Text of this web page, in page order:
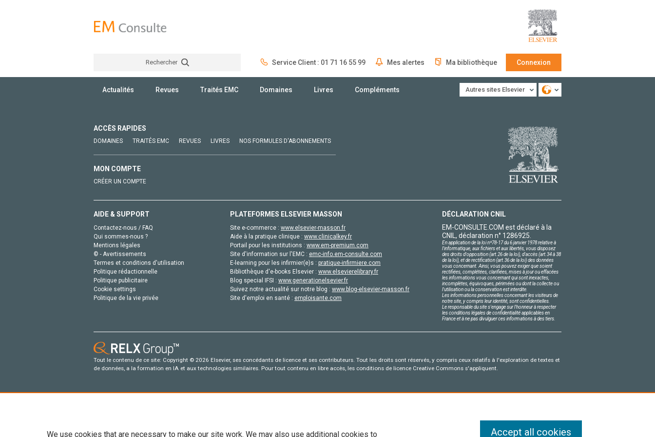
Rechercher Service Client : 01 71 16 55 99 Mes alertes Ma bibliothèque Connexion
Actualités Revues Traités EMC Domaines Livres Compléments Autres sites Elsevier
ACCÈS RAPIDES
DOMAINES TRAITÉS EMC REVUES LIVRES NOS FORMULES D'ABONNEMENTS
MON COMPTE
CRÉER UN COMPTE
AIDE & SUPPORT
Contactez-nous / FAQ
Qui sommes-nous ?
Mentions légales
© - Avertissements
Termes et conditions d'utilisation
Politique rédactionnelle
Politique publicitaire
Cookie settings
Politique de la vie privée
PLATEFORMES ELSEVIER MASSON
Site e-commerce : www.elsevier-masson.fr
Aide à la pratique clinique : www.clinicalkey.fr
Portail pour les institutions : www.em-premium.com
Site d'information sur l'EMC : emc-info.em-consulte.com
E-learning pour les infirmier(e)s : pratique-infirmiere.com
Bibliothèque d'e-books Elsevier : www.elsevierelibrary.fr
Blog special IFSI : www.generationelsevier.fr
Suivez notre actualité sur notre blog : www.blog-elsevier-masson.fr
Site d'emploi en santé : emploisante.com
DÉCLARATION CNIL
EM-CONSULTE.COM est déclaré à la
CNIL, déclaration n° 1286925.
En application de la loi nº78-17 du 6 janvier 1978 relative à
l'informatique, aux fichiers et aux libertés, vous disposez
des droits d'opposition (art.26 de la loi), d'accès (art.34 à 38
de la loi), et de rectification (art.36 de la loi) des données
vous concernant. Ainsi, vous pouvez exiger que soient
rectifiées, complétées, clarifiées, mises à jour ou effacées
les informations vous concernant qui sont inexactes,
incomplètes, équivoques, périmées ou dont la collecte ou
l'utilisation ou la conservation est interdite.
Les informations personnelles concernant les visiteurs de
notre site, y compris leur identité, sont confidentielles.
Le responsable du site s'engage sur l'honneur à respecter
les conditions légales de confidentialité applicables en
France et à ne pas divulguer ces informations à des tiers.
Tout le contenu de ce site: Copyright © 2026 Elsevier, ses concédants de licence et ses contributeurs. Tout les droits sont réservés, y compris ceux relatifs à l'exploration de textes et
de données, a la formation en IA et aux technologies similaires. Pour tout contenu en libre accès, les conditions de licence Creative Commons s'appliquent.
We use cookies that are necessary to make our site work. We may also use additional cookies to Accept all cookies